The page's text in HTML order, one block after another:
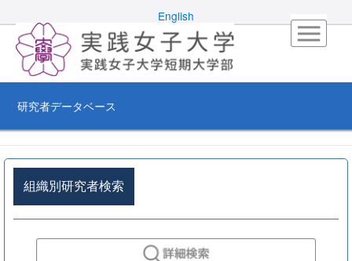
English
研究者データベース
組織別研究者検索